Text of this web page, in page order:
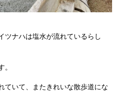
ツナハは塩水が流れているらし
。
ていて、またきれいな散歩道にな